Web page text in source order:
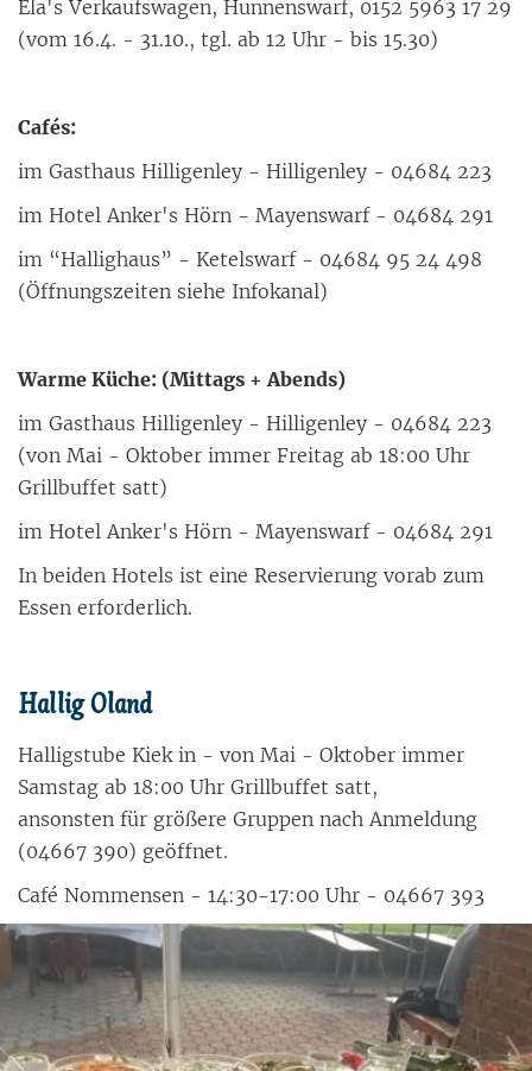
Ela's Ver­kaufs­wa­gen, Hun­nens­warf, 0152 5963 17 29
(vom 16.4. - 31.10., tgl. ab 12 Uhr - bis 15.30)
Cafés:
im Gast­haus Hil­li­gen­ley - Hil­li­gen­ley - 04684 223
im Ho­tel An­ker's Hörn - May­ens­warf - 04684 291
im “Hal­lig­haus” - Ke­tels­warf - 04684 95 24 498
(Öff­nungs­zei­ten sie­he In­fo­ka­nal)
War­me Kü­che: (Mit­tags + Abends)
im Gast­haus Hil­li­gen­ley - Hil­li­gen­ley - 04684 223
(von Mai - Ok­to­ber im­mer Frei­tag ab 18:00 Uhr
Grillbuf­fet satt)
im Ho­tel An­ker's Hörn - May­ens­warf - 04684 291
In bei­den Ho­tels ist eine Re­ser­vie­rung vor­ab zum
Es­sen er­for­der­lich.
Hal­lig Oland
Hal­lig­stu­be Kiek in - von Mai - Ok­to­ber im­mer
Sams­tag ab 18:00 Uhr Grillbuf­fet satt,
an­sons­ten für grö­ße­re Grup­pen nach An­mel­dung
(04667 390) ge­öff­net.
Café Nom­men­sen - 14:30-17:00 Uhr - 04667 393